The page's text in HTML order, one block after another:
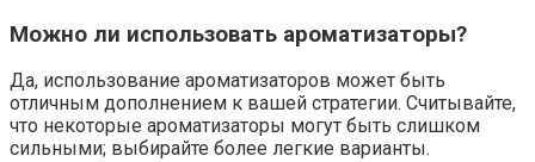
Можно ли использовать ароматизаторы?
Да, использование ароматизаторов может быть
отличным дополнением к вашей стратегии. Считывайте,
что некоторые ароматизаторы могут быть слишком
сильными; выбирайте более легкие варианты.